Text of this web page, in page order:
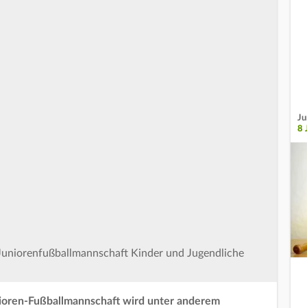
Kinder und Jugendliche
Fußballmannschaft wird unter anderem
8